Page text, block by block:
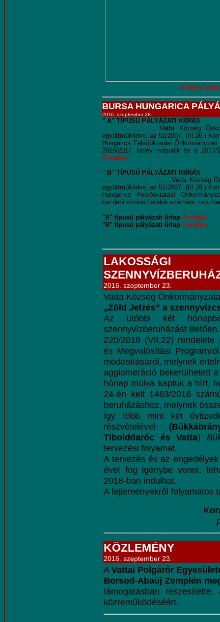
A képre
BURSA HUNGARICA
2016. szeptember 28.
" A" TÍPUSÚ PÁLYÁZATI KIÍRÁS
………………………Vatta Község
együttműködve, az 51/2007. (III.26.)
Hungarica Felsőoktatási
2016/2017. tanév második és a 2017/
Tovább»
" B" TÍPUSÚ PÁLYÁZATI KIÍRÁS
…………….……………..Vatta Község
együttműködve, az 51/2007. (III.26.)
Hungarica Felsőoktatási
kezdeni kívánó fiatalok számára,
"A" típusú pályázati űrlap Tovább»
"B" típusú pályázati űrlap Tovább»
2016. szeptember 23.
Vatta Község
„Zöld Jelzés” a
Az utóbbi két
szennyvízberuházást
220/2016 (VII.22) rendelete
és Megvalósítási
módosításáról, melynek
agglomeráció bekerülhetett
hónap múlva kaptuk a hírt,
24-én kelt 1463/2016
beruházáshoz, melynek
Így több mint két
részvételével
Tibolddaróc és Vatta)
tervezési folyamat.
A tervezés és az
évet fog igénybe venni,
2018-ban indulhat.
A fejleményekről folyamatos
KÖZLEMÉNY
2016. szeptember 23.
AVattai Polgárőr
Borsod-Abaúj Zemplén
támogatásban
közreműködéséért.